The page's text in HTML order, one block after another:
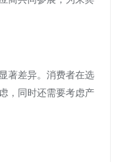
著差异。消费者在选
，同时还需要考虑产